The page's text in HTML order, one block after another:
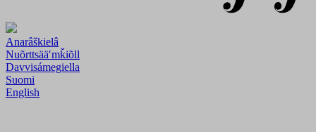
Anarâškielâ
Nuõrttsääʹmǩiõll
Davvisámegiella
Suomi
English